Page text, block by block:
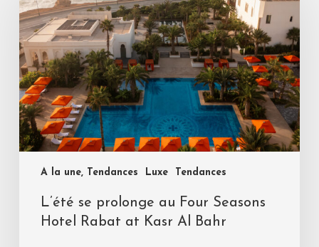
A la une, Tendances Luxe Tendances
L’été se prolonge au Four Seasons
Hotel Rabat at Kasr Al Bahr